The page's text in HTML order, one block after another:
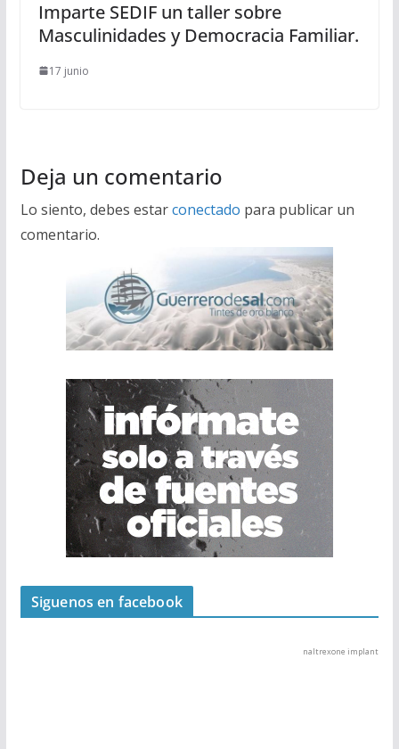
Imparte SEDIF un taller sobre
Masculinidades y Democracia Familiar.
17 junio
Deja un comentario
Lo siento, debes estarconectado para publicar un
comentario.
Siguenos en facebook
naltrexone implant